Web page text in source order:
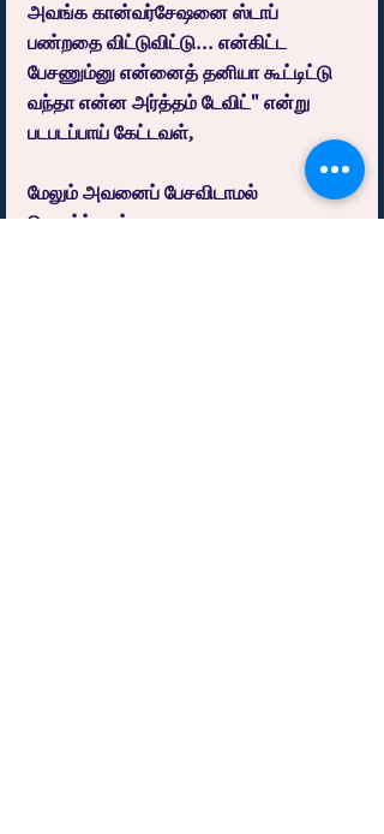
அவங்க கான்வர்சேஷனை ஸ்டாப்
பண்றதை விட்டுவிட்டு... என்கிட்ட
பேசணும்னு என்னைத் தனியா கூட்டிட்டு
வந்தா என்ன அர்த்தம் டேவிட்" என்று
படபடப்பாய் கேட்டவள்,
மேலும் அவனைப் பேசவிடாமல்
தொடர்ந்தாள்.